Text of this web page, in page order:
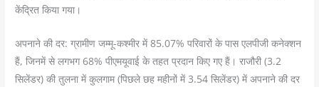
केंद्रित किया गया।
अपनाने की दर: ग्रामीण जम्मू-कश्मीर में 85.07% परिवारों के पास एलपीजी कनेक्शन
हैं, जिनमें से लगभग 68% पीएमयूवाई के तहत प्रदान किए गए हैं। राजौरी (3.2
सिलेंडर) की तुलना में कुलगाम (पिछले छह महीनों में 3.54 सिलेंडर) में अपनाने की दर